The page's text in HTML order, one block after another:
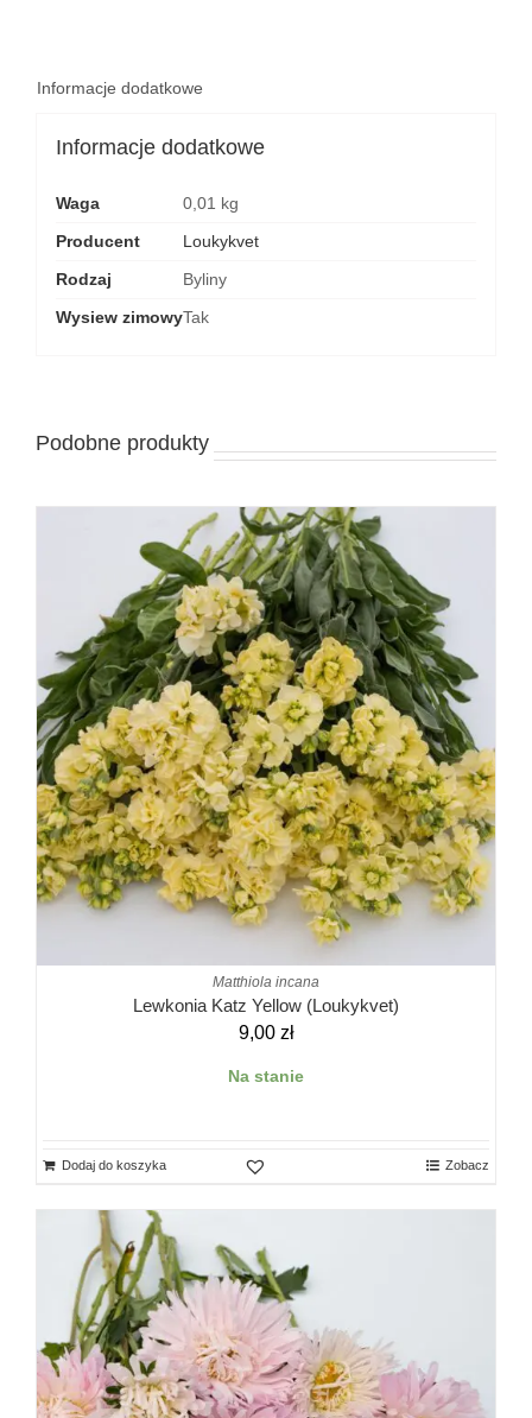
Informacje dodatkowe
Informacje dodatkowe
Waga
0,01 kg
Producent
Loukykvet
Rodzaj
Byliny
Wysiew zimowyTak
Podobne produkty
Matthiola incana
Lewkonia Katz Yellow (Loukykvet)
9,00 zł
Na stanie
Dodaj do koszyka Zobacz